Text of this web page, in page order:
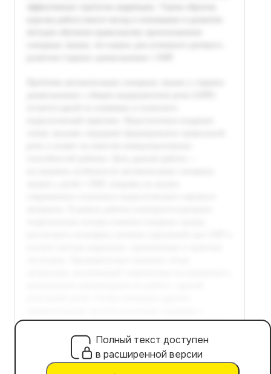
Полный текст доступен
в расширенной версии